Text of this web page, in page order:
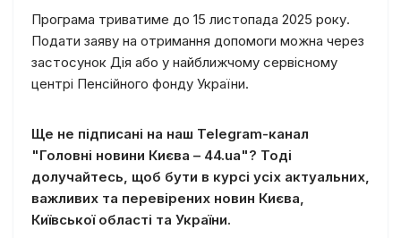
Програма триватиме до 15 листопада 2025 року.
Подати заяву на отримання допомоги можна через
застосунок Дія або у найближчому сервісному
центрі Пенсійного фонду України.
Ще не підписані на наш Telegram-канал
"Головні новини Києва – 44.ua"? Тоді
долучайтесь, щоб бути в курсі усіх актуальних,
важливих та перевірених новин Києва,
Київської області та України.